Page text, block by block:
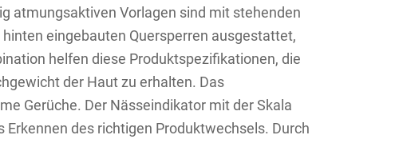
atmungsaktiven Vorlagen sind mit stehenden
eingebauten Quersperren ausgestattet,
helfen diese Produktspezifikationen, die
der Haut zu erhalten. Das
Gerüche. Der Nässeindikator mit der Skala
des richtigen Produktwechsels. Durch